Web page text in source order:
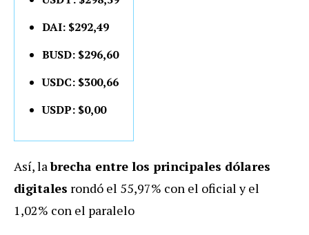
DAI: $292,49
BUSD: $296,60
USDC: $300,66
USDP: $0,00
Así, labrecha entre los principales dólares
digitales rondó el 55,97% con el oficial y el
1,02% con el paralelo